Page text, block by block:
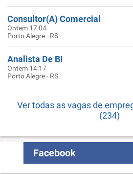
Consultor(A) Comercial
Ontem 17:04
Porto Alegre - RS
Analista De BI
Ontem 14:17
Porto Alegre - RS
Ver todas as vagas de
(234)
Facebook